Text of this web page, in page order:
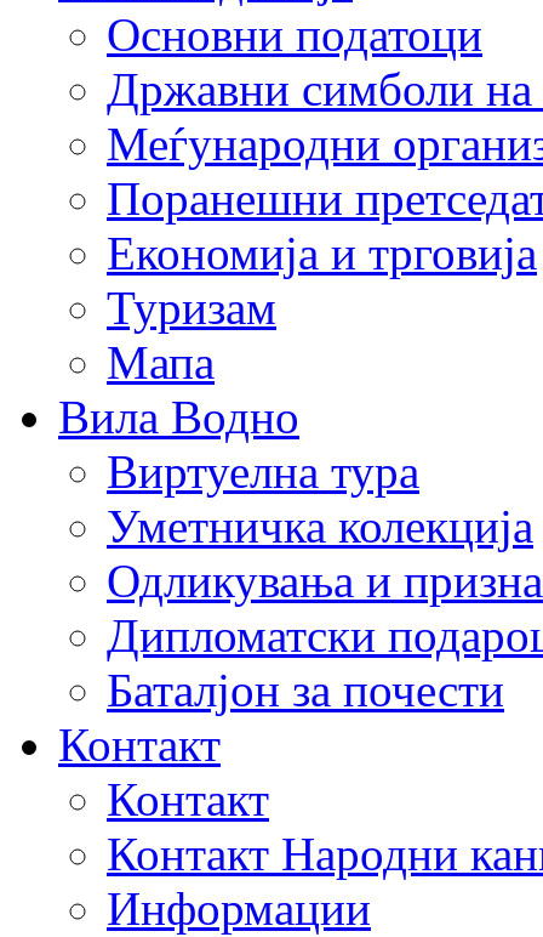
Основни податоци
Државни симболи
Меѓународни
Поранешни
Економија и трговија
Туризам
Мапа
Вила Водно
Виртуелна тура
Уметничка колекција
Одликувања и
Дипломатски
Баталјон за почести
Контакт
Контакт
Контакт Народни
Информации